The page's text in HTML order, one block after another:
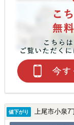
値下がり 上尾市小泉7